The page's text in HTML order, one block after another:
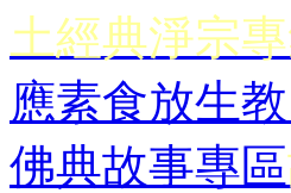
土經典淨宗
應素食放生
佛典故事專區